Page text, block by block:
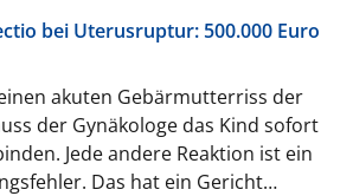
bei Uterusruptur: 500.000 Euro
akuten Gebärmutterriss der
der Gynäkologe das Kind sofort
Jede andere Reaktion ist ein
Das hat ein Gericht